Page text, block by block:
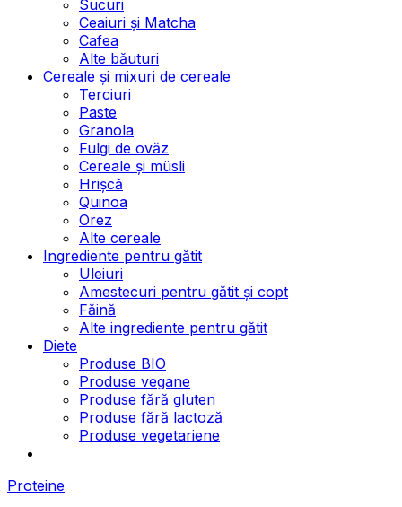
Sucuri
Ceaiuri și Matcha
Cafea
Alte băuturi
Cereale și mixuri de cereale
Terciuri
Paste
Granola
Fulgi de ovăz
Cereale și müsli
Hrișcă
Quinoa
Orez
Alte cereale
Ingrediente pentru gătit
Uleiuri
Amestecuri pentru gătit și copt
Făină
Alte ingrediente pentru gătit
Diete
Produse BIO
Produse vegane
Produse fără gluten
Produse fără lactoză
Produse vegetariene
Proteine